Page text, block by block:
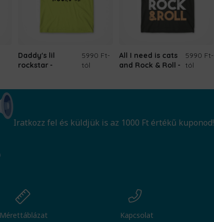
Daddy's lil
rockstar
5990 Ft-
tól
All I need is cats
and Rock & Roll
5990 Ft-
tól
Iratkozz fel és küldjük is az 1000 Ft értékű kuponod!
Mérettáblázat Kapcsolat